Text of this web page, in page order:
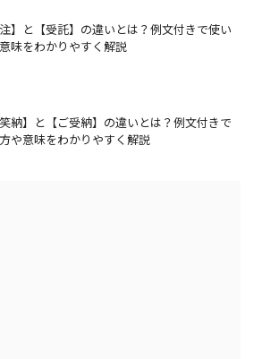
注】と【受託】の違いとは？例文付きで使い
味をわかりやすく解説
笑納】と【ご受納】の違いとは？例文付きで
や意味をわかりやすく解説